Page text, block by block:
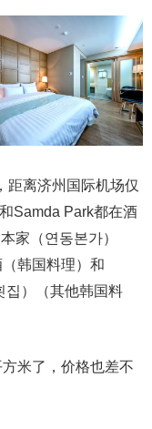
距离济州国际机场仅
Samda Park都在酒
本家（연동본가）
韩国料理）和
집）（其他韩国料
米了，价格也差不